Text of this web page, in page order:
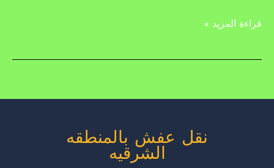
قراءة المزيد »
نقل عفش بالمنطقه
الشرقيه